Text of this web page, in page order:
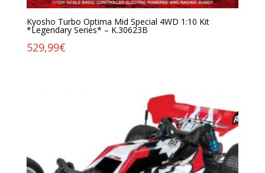
Kyosho Turbo Optima Mid Special 4WD 1:10 Kit
*Legendary Series* – K.30623B
529,99€